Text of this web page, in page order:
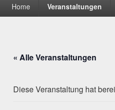
Home Veranstaltungen
« Alle Veranstaltungen
Diese Veranstaltung hat